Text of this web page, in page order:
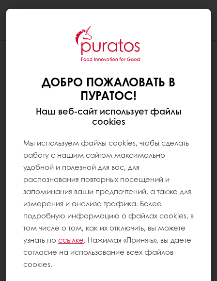
ДОБРО ПОЖАЛОВАТЬ В
ПУРАТОС!
Наш веб-сайт использует файлы
cookies
Мы используем файлы cookies, чтобы сделать
работу с нашим сайтом максимально
удобной и полезной для вас, для
распознавания повторных посещений и
запоминания ваши предпочтений, а также для
измерения и анализа трафика. Более
подробную информацию о файлах cookies, в
том числе о том, как их отключить, вы можете
узнать по ссылке. Нажимая «Принять», вы даете
согласие на использование всех файлов
cookies.